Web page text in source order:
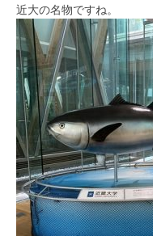
近大の名物ですね。